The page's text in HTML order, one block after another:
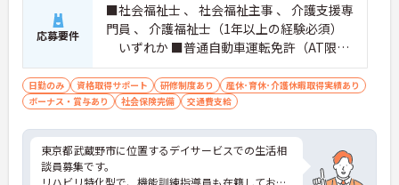
応募要件
■社会福祉士 、 社会福祉主事 、 介護支援専
門員 、 介護福祉士（1年以上の経験必須）
いずれか ■普通自動車運転免許（AT限定
可）
日勤のみ 資格取得サポート 研修制度あり
産休･育休･介護休暇取得実績あり
ボーナス・賞与あり
社会保険完備 交通費支給
東京都武蔵野市に位置するデイサービスでの生活相
談員募集です。